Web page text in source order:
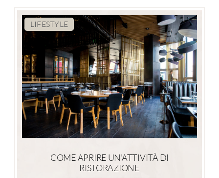
LIFESTYLE
COME APRIRE UN’ATTIVITÀ DI
RISTORAZIONE